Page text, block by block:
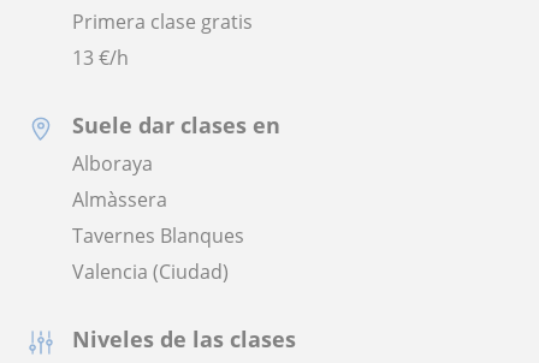
Primera clase gratis
13 €/h
Suele dar clases en
Alboraya
Almàssera
Tavernes Blanques
Valencia (Ciudad)
Niveles de las clases